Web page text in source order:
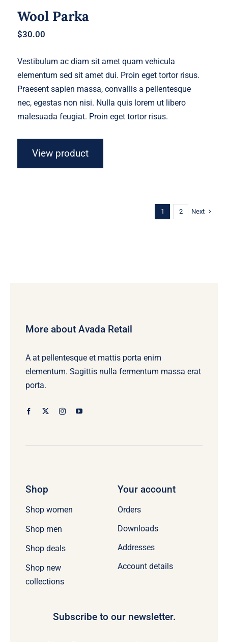
Wool Parka
$30.00
Vestibulum ac diam sit amet quam vehicula
elementum sed sit amet dui. Proin eget tortor risus.
Praesent sapien massa, convallis a pellentesque
nec, egestas non nisi. Nulla quis lorem ut libero
malesuada feugiat. Proin eget tortor risus.
View product
1 2 Next
More about Avada Retail
A at pellentesque et mattis porta enim
elementum. Sagittis nulla fermentum massa erat
porta.
Shop
Shop women
Shop men
Shop deals
Shop new
collections
Your account
Orders
Downloads
Addresses
Account details
Subscribe to our newsletter.